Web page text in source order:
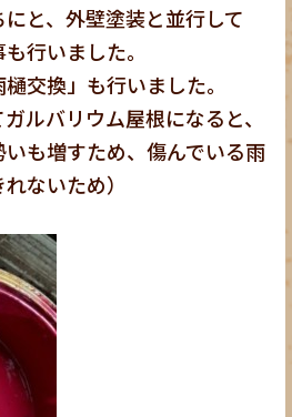
と、外壁塗装と並行して
行いました。
交換」も行いました。
ルバリウム屋根になると、
も増すため、傷んでいる雨
ないため）